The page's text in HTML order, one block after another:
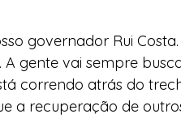
governador Rui
gente vai sempre
correndo atrás do
a recuperação de